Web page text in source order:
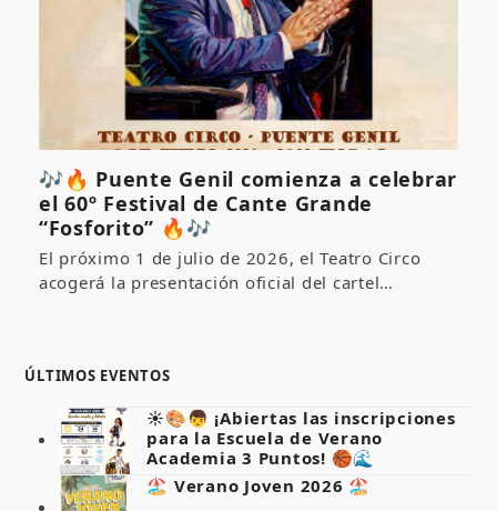
🎶🔥 Puente Genil comienza a celebrar
el 60º Festival de Cante Grande
“Fosforito” 🔥🎶
El próximo 1 de julio de 2026, el Teatro Circo
acogerá la presentación oficial del cartel…
ÚLTIMOS EVENTOS
☀️🎨👦 ¡Abiertas las inscripciones
para la Escuela de Verano
Academia 3 Puntos! 🏀🌊
🏖️ Verano Joven 2026 🏖️